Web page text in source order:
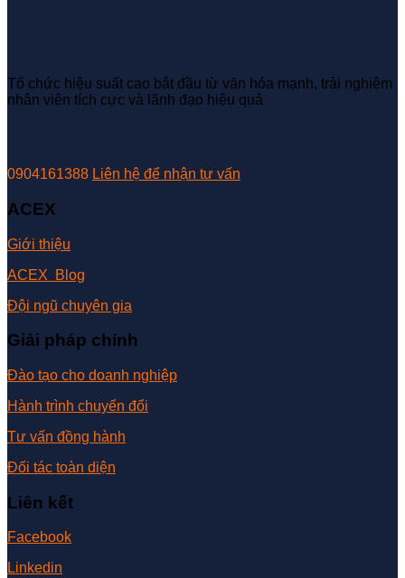
Tổ chức hiệu suất cao bắt đầu từ văn hóa mạnh, trải nghiệm
nhân viên tích cực và lãnh đạo hiệu quả
0904161388 Liên hệ để nhận tư vấn
ACEX
Giới thiệu
ACEX Blog
Đội ngũ chuyên gia
Giải pháp chính
Đào tạo cho doanh nghiệp
Hành trình chuyển đổi
Tư vấn đồng hành
Đối tác toàn diện
Liên kết
Facebook
Linkedin